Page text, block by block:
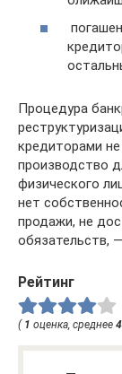
Процедура
кредиторами не
производство
физического
нет
продажи, не
обязательств,
Рейтинг
( 1 оценка, среднее 4